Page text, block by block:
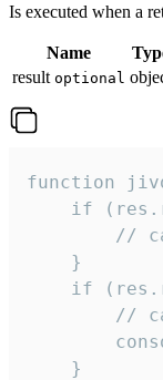
Is executed when a
Name
result optional
function
if
//
    }
if
//
    }